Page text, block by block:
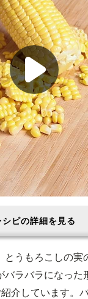
シピの詳細を見る
うもろこしの実
バラバラになった
介しています。